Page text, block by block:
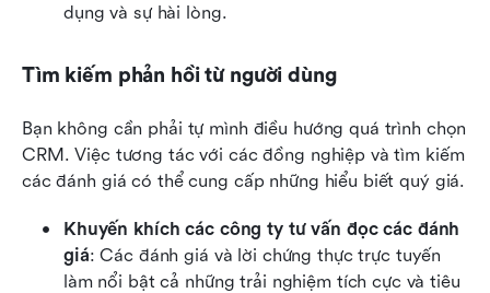
dụng và sự hài lòng.
Tìm kiếm phản hồi từ người dùng
Bạn không cần phải tự mình điều hướng quá trình chọn
CRM. Việc tương tác với các đồng nghiệp và tìm kiếm
các đánh giá có thể cung cấp những hiểu biết quý giá.
Khuyến khích các công ty tư vấn đọc các đánh
giá: Các đánh giá và lời chứng thực trực tuyến
làm nổi bật cả những trải nghiệm tích cực và tiêu